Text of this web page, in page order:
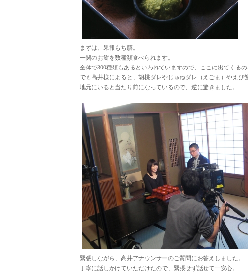
まずは、果報もち膳。
一関のお餅を数種類食べられます。
全体で300種類もあるといわれていますので、ここに出てくるの
でも高井様によると、胡桃ダレやじゅねダレ（えごま）やえび
地元にいると当たり前になっているので、逆に驚きました。
緊張しながら、高井アナウンサーのご質問にお答えしました。
丁寧に話しかけていただけたので、緊張せず話せて一安心。